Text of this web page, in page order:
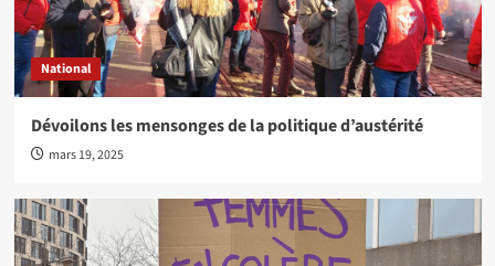
National
Dévoilons les mensonges de la politique d’austérité
mars 19, 2025